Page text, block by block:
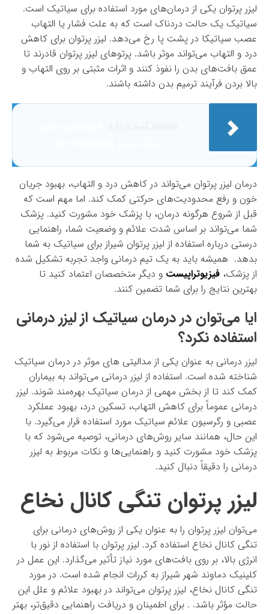
لیزر پرتوان یکی از درمان‌های مورد استفاده برای سیاتیک است.
سیاتیک یک حالت دردناک است که به علت فشار یا التهاب
عصب سیاتیکا در پشت پا رخ می‌دهد. لیزر پرتوان برای کاهش
درد و التهاب می‌تواند موثر باشد. پرتوهای لیزر پرتوان قادرند تا
عمق بافت‌های بدن را نفوذ کنند و اثرات مثبتی بر روی التهاب و
بالا بردن فرآیند ترمیم بدن داشته باشند.
درمان لیزر پرتوان می‌تواند در کاهش درد و التهاب، بهبود جریان
خون و رفع محدودیت‌های حرکتی کمک کند. اما مهم است که
قبل از شروع هرگونه درمان، با پزشک خود مشورت کنید. پزشک
شما می‌تواند بر اساس شدت علائم و وضعیت شما، راهنمایی
درستی درباره استفاده از لیزر پرتوان شیراز برای سیاتیک به شما
بدهد. همیشه باید به یک تیم درمانی واجد تجربه تشکیل شده
از پزشک، فیزیوتراپیست و دیگر متخصصان اعتماد کنید تا
بهترین نتایج را برای شما تضمین کنند.
ایا می‌توان در درمان سیاتیک از لیزر درمانی
استفاده نکرد؟
لیزر درمانی به عنوان یکی از مدالیتی های موثر در درمان سیاتیک
شناخته شده است. استفاده از لیزر درمانی می‌تواند به بیماران
کمک کند تا از بخش مهمی از درمان سیاتیک بهره‌مند شوند. لیزر
درمانی عموماً برای کاهش التهاب، تسکین درد، بهبود عملکرد
عصبی و رگرسیون علائم سیاتیک مورد استفاده قرار می‌گیرد. با
این حال، همانند سایر روش‌های درمانی، توصیه می‌شود که با
پزشک خود مشورت کنید و راهنمایی‌ها و نکات مربوط به لیزر
درمانی را دقیقاً دنبال کنید.
لیزر پرتوان تنگی کانال نخاع
می‌توان لیزر پرتوان را به عنوان یکی از روش‌های درمانی برای
تنگی کانال نخاع استفاده کرد. لیزر پرتوان با استفاده از نور با
انرژی بالا، بر روی بافت‌های مورد نیاز تأثیر می‌گذارد. این عمل در
کلینیک دماوند شهر شیراز به کررات انجام شده است. در مورد
تنگی کانال نخاع، لیزر پرتوان می‌تواند در بهبود علائم و علل این
حالت مؤثر باشد. . برای اطمینان و دریافت راهنمایی دقیق‌تر، بهتر